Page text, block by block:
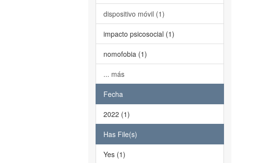
dispositivo móvil (1)
impacto psicosocial (1)
nomofobia (1)
... más
Fecha
2022 (1)
Has File(s)
Yes (1)